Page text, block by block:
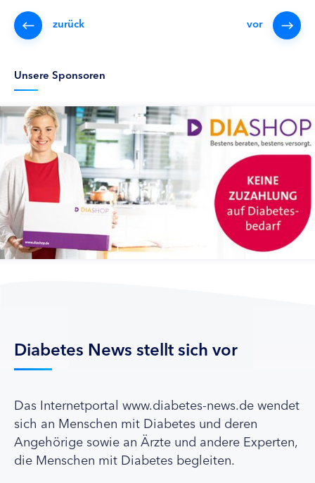
zurück vor
Unsere Sponsoren
Diabetes News stellt sich vor
Das Internetportal www.diabetes-news.de wendet
sich an Menschen mit Diabetes und deren
Angehörige sowie an Ärzte und andere Experten,
die Menschen mit Diabetes begleiten.